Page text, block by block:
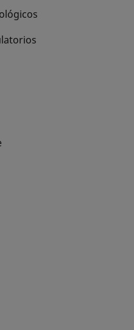
nueva
nueva
nueva
nueva
nueva